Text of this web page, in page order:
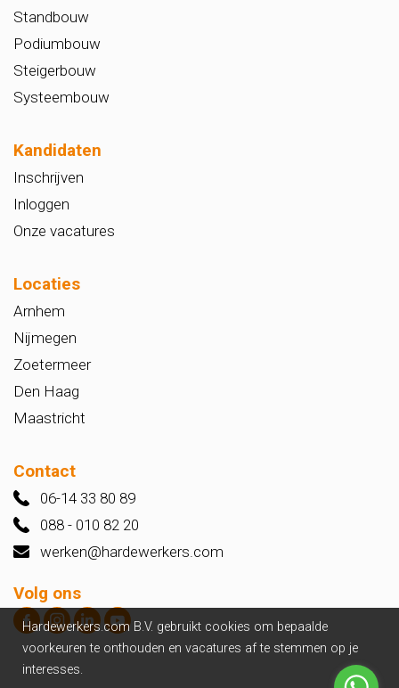
Standbouw
Podiumbouw
Steigerbouw
Systeembouw
Kandidaten
Inschrijven
Inloggen
Onze vacatures
Locaties
Arnhem
Nijmegen
Zoetermeer
Den Haag
Maastricht
Contact
06-14 33 80 89
088 - 010 82 20
werken@hardewerkers.com
Volg ons
Hardewerkers.com B.V. gebruikt cookies om bepaalde
voorkeuren te onthouden en vacatures af te stemmen op je
interesses.